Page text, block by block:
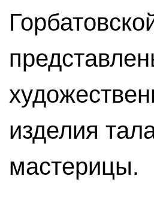
изделия
мастерицы.